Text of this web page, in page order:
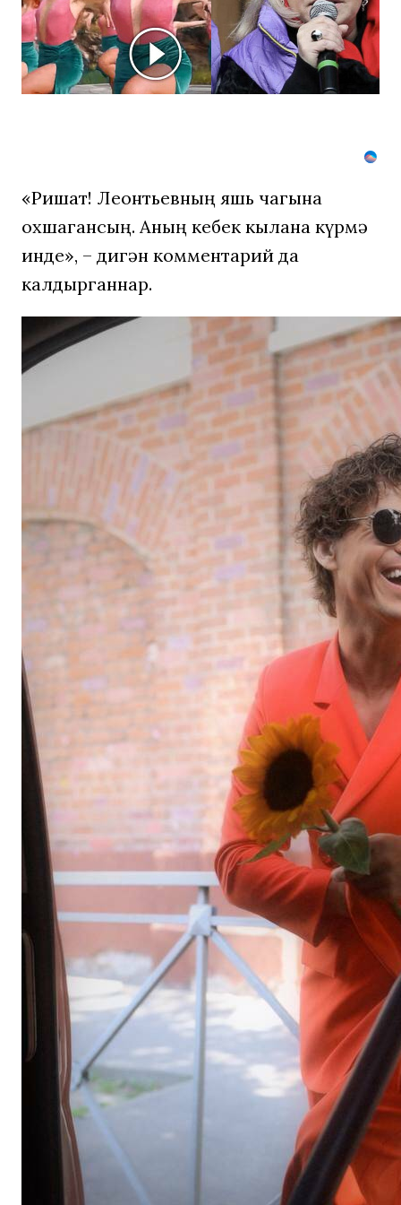
не
раз
«Ришат! Леонтьевның яшь чагына
охшагансың. Аның кебек кылана күрмә
инде», – дигән комментарий да
калдырганнар.